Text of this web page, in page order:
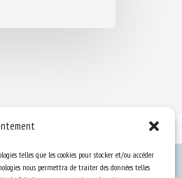
telles que les cookies pour stocker et/ou accéder
nous permettra de traiter des données telles